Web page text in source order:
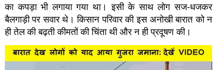
का कपड़ा भी लगाया गया था। इसी के साथ लोग सज-धजकर
बैलगाड़ी पर सवार थे। किसान परिवार की इस अनोखी बारात को न
ही तेल की बढ़ती कीमतों की चिंता थी और न ही प्रदूषण की।